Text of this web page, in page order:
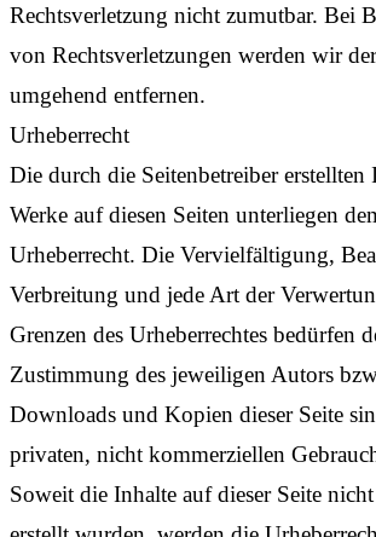
Rechtsverletzung nicht zumutbar. Bei
von Rechtsverletzungen werden wir
umgehend entfernen.
Urheberrecht
Die durch die Seitenbetreiber erstellten
Werke auf diesen Seiten unterliegen
Urheberrecht. Die Vervielfältigung,
Verbreitung und jede Art der
Grenzen des Urheberrechtes bedürfen
Zustimmung des jeweiligen Autors
Downloads und Kopien dieser Seite
privaten, nicht kommerziellen
Soweit die Inhalte auf dieser Seite